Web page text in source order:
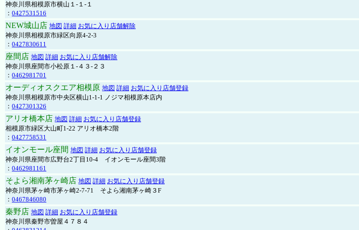
神奈川県相模原市横山１-１-１
： 0427531516
NEW城山店 地図 詳細 お気に入り店舗解除
神奈川県相模原市緑区向原4-2-3
： 0427830611
座間店 地図 詳細 お気に入り店舗解除
神奈川県座間市小松原１-４３-２３
： 0462981701
オーディオスクエア相模原 地図 詳細 お気に入り店舗登録
神奈川県相模原市中央区横山1-1-1 ノジマ相模原本店内
： 0427301326
アリオ橋本店 地図 詳細 お気に入り店舗登録
相模原市緑区大山町1-22 アリオ橋本2階
： 0427758531
イオンモール座間 地図 詳細 お気に入り店舗登録
神奈川県座間市広野台2丁目10-4 イオンモール座間3階
： 0462981161
そよら湘南茅ヶ崎店 地図 詳細 お気に入り店舗登録
神奈川県茅ヶ崎市茅ヶ崎2‐7‐71 そよら湘南茅ヶ崎３F
： 0467846080
秦野店 地図 詳細 お気に入り店舗登録
神奈川県秦野市曽屋４７８４